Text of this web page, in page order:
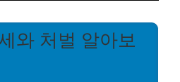
와 처벌 알아보